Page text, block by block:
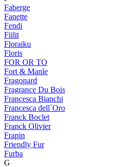
Faberge
Fanette
Fendi
Fiilit
Floraiku
Floris
FOR OR TO
Fort & Manle
Fragonard
Fragrance Du Bois
Francesca Bianchi
Francesca dell`Oro
Franck Boclet
Franck Olivier
Frapin
Friendly Fur
Furba
G